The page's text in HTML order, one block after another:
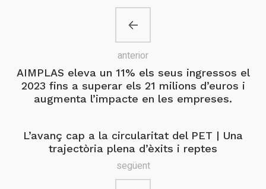
AIMPLAS eleva un 11% els seus ingressos el
2023 fins a superar els 21 milions d’euros i
augmenta l’impacte en les empreses.
anterior
L’avanç cap a la circularitat del PET | Una
trajectòria plena d’èxits i reptes
següent